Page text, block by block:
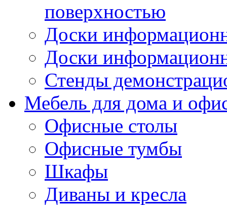
поверхностью
Доски
Доски
Стенды
Мебель для дома и
Офисные столы
Офисные тумбы
Шкафы
Диваны и кресла